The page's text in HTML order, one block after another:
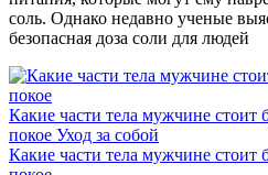
соль. Однако недавно ученые
безопасная доза соли для людей
Какие части тела мужчине стоит
покое Уход за собой
Какие части тела мужчине стоит